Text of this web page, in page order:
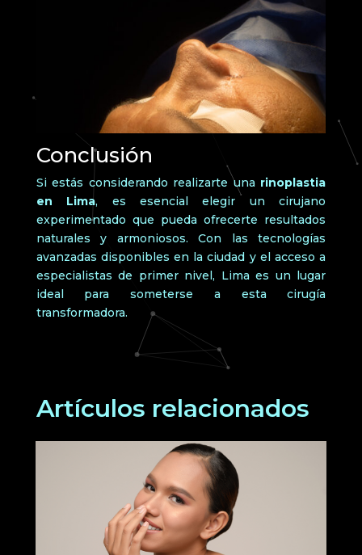
Conclusión
Si estás considerando realizarte una rinoplastia
en Lima, es esencial elegir un cirujano
experimentado que pueda ofrecerte resultados
naturales y armoniosos. Con las tecnologías
avanzadas disponibles en la ciudad y el acceso a
especialistas de primer nivel, Lima es un lugar
ideal para someterse a esta cirugía
transformadora.
Artículos relacionados